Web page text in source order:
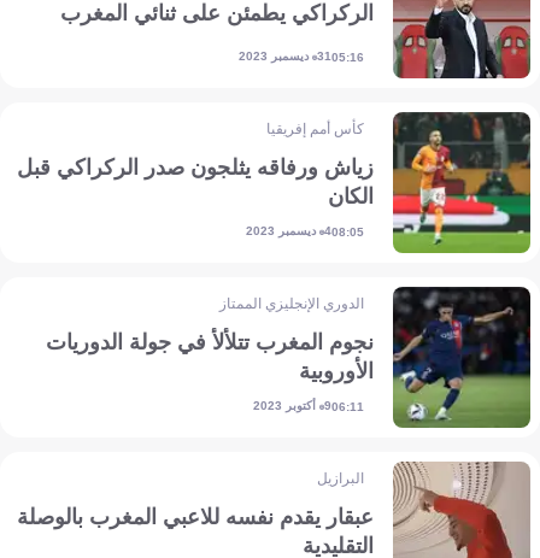
الركراكي يطمئن على ثنائي المغرب
05:1631 ديسمبر 2023
كأس أمم إفريقيا
زياش ورفاقه يثلجون صدر الركراكي قبل
الكان
08:054 ديسمبر 2023
الدوري الإنجليزي الممتاز
نجوم المغرب تتلألأ في جولة الدوريات
الأوروبية
06:119 أكتوبر 2023
البرازيل
عبقار يقدم نفسه للاعبي المغرب بالوصلة
التقليدية